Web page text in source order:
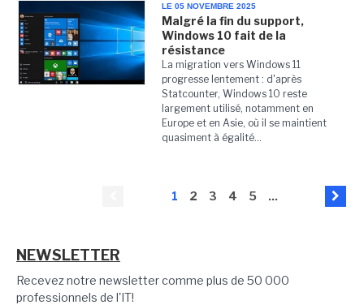
LE 05 NOVEMBRE 2025
Malgré la fin du support,
Windows 10 fait de la
résistance
La migration vers Windows 11
progresse lentement : d'après
Statcounter, Windows 10 reste
largement utilisé, notamment en
Europe et en Asie, où il se maintient
quasiment à égalité...
1 2 3 4 5 ...
NEWSLETTER
Recevez notre newsletter comme plus de 50 000
professionnels de l'IT!